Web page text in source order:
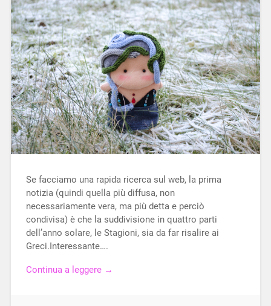
Se facciamo una rapida ricerca sul web, la prima
notizia (quindi quella più diffusa, non
necessariamente vera, ma più detta e perciò
condivisa) è che la suddivisione in quattro parti
dell’anno solare, le Stagioni, sia da far risalire ai
Greci.Interessante….
Continua a leggere →